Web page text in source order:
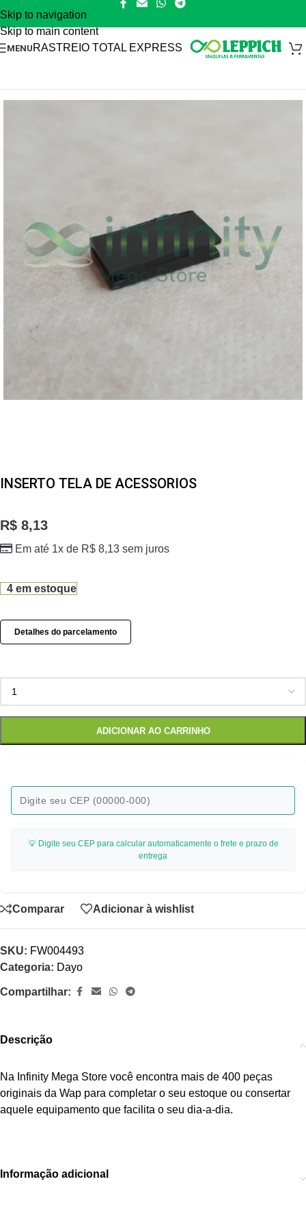
Skip to navigation
Skip to main content
MENU RASTREIO TOTAL EXPRESS
INSERTO TELA DE ACESSORIOS
R$ 8,13
Em até 1x de R$ 8,13 sem juros
4 em estoque
Detalhes do parcelamento
ADICIONAR AO CARRINHO
💡 Digite seu CEP para calcular automaticamente o frete e prazo de
entrega
Comparar Adicionar à wishlist
SKU: FW004493
Categoria: Dayo
Compartilhar:
Descrição
Na Infinity Mega Store você encontra mais de 400 peças
originais da Wap para completar o seu estoque ou consertar
aquele equipamento que facilita o seu dia-a-dia.
Informação adicional